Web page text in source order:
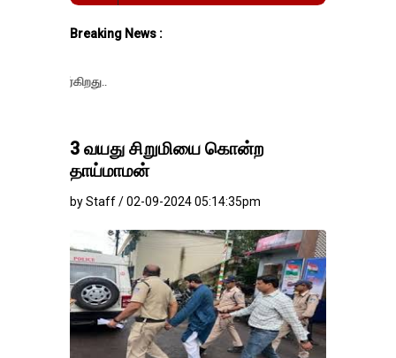
Breaking News :
3 வயது சிறுமியை கொன்ற
தாய்மாமன்
by Staff / 02-09-2024 05:14:35pm